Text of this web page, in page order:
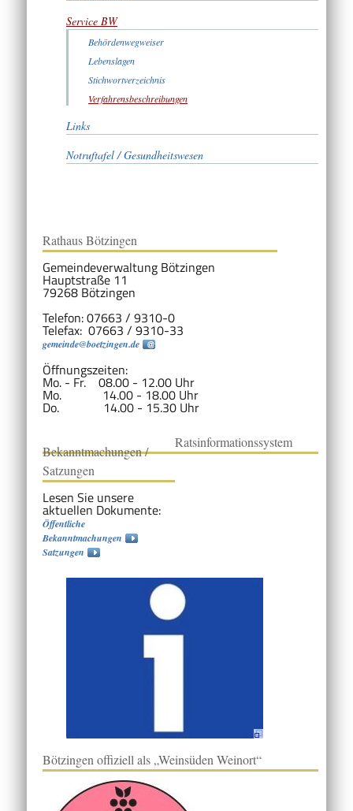
Service BW
Behördenwegweiser
Lebenslagen
Stichwortverzeichnis
Verfahrensbeschreibungen
Links
Notruftafel / Gesundheitswesen
Rathaus Bötzingen
Gemeindeverwaltung Bötzingen
Hauptstraße 11
79268 Bötzingen
Telefon: 07663 / 9310-0
Telefax: 07663 / 9310-33
gemeinde@boetzingen.de
Öffnungszeiten:
Mo. - Fr. 08.00 - 12.00 Uhr
Mo. 14.00 - 18.00 Uhr
Do. 14.00 - 15.30 Uhr
Bekanntmachungen /
Satzungen
Lesen Sie unsere
aktuellen Dokumente:
Öffentliche
Bekanntmachungen
Satzungen
Ratsinformationssystem
Bötzingen offiziell als „Weinsüden Weinort“